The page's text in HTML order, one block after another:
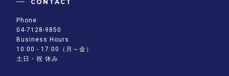
CONTACT
Phone
04-7128-9850
Business Hours
10:00 - 17:00（月～金）
土日・祝 休み